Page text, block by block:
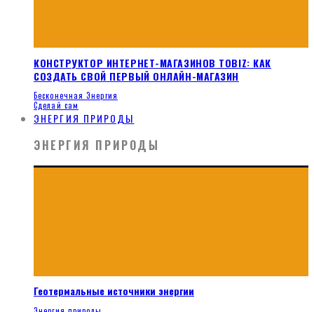
КОНСТРУКТОР ИНТЕРНЕТ-МАГАЗИНОВ TOBIZ: КАК
СОЗДАТЬ СВОЙ ПЕРВЫЙ ОНЛАЙН-МАГАЗИН
Бесконечная Энергия
Сделай сам
ЭНЕРГИЯ ПРИРОДЫ
ЭНЕРГИЯ ПРИРОДЫ
Геотермальные источники энергии